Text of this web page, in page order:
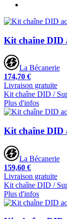
Kit chaîne DID
La Bécanerie
174,70 €
Livraison gratuite
Kit chaîne DID /
Plus d'infos
Kit chaîne DID
La Bécanerie
159,60 €
Livraison gratuite
Kit chaîne DID /
Plus d'infos